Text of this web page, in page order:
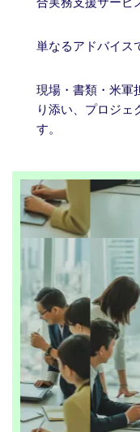
単なるアドバイス
現場・書類・米軍
り添い、プロジェ
す。